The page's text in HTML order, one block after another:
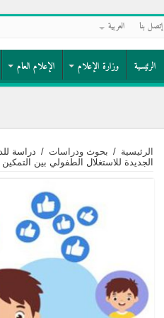
إتصل بنا العربية
الرئيسية وزارة الإعلام الإعلام العام
الرئيسية / بحوث ودراسات / دراسة
الجديدة للاستغلال الطفولي بين